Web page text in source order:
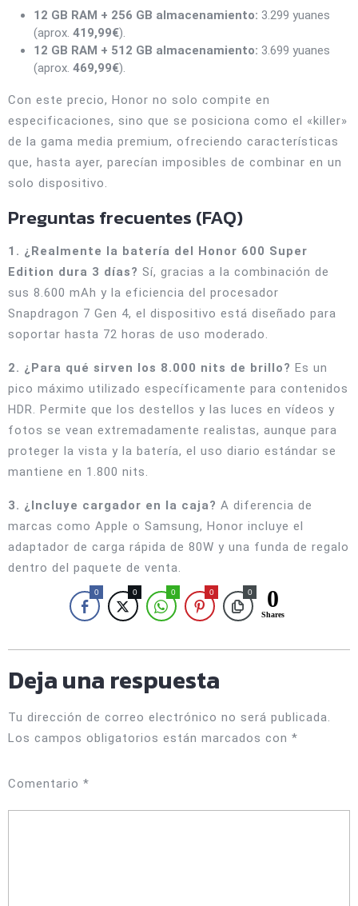
12 GB RAM + 256 GB almacenamiento: 3.299 yuanes
(aprox. 419,99€).
12 GB RAM + 512 GB almacenamiento: 3.699 yuanes
(aprox. 469,99€).
Con este precio, Honor no solo compite en
especificaciones, sino que se posiciona como el «killer»
de la gama media premium, ofreciendo características
que, hasta ayer, parecían imposibles de combinar en un
solo dispositivo.
Preguntas frecuentes (FAQ)
1. ¿Realmente la batería del Honor 600 Super
Edition dura 3 días? Sí, gracias a la combinación de
sus 8.600 mAh y la eficiencia del procesador
Snapdragon 7 Gen 4, el dispositivo está diseñado para
soportar hasta 72 horas de uso moderado.
2. ¿Para qué sirven los 8.000 nits de brillo? Es un
pico máximo utilizado específicamente para contenidos
HDR. Permite que los destellos y las luces en vídeos y
fotos se vean extremadamente realistas, aunque para
proteger la vista y la batería, el uso diario estándar se
mantiene en 1.800 nits.
3. ¿Incluye cargador en la caja? A diferencia de
marcas como Apple o Samsung, Honor incluye el
adaptador de carga rápida de 80W y una funda de regalo
dentro del paquete de venta.
0 0 0 0 0 0
Shares
Deja una respuesta
Tu dirección de correo electrónico no será publicada.
Los campos obligatorios están marcados con *
Comentario *